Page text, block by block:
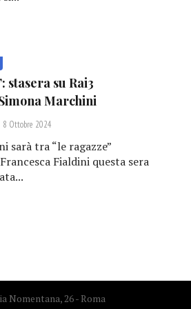
stasera su Rai3
Marchini
8 Ottobre 2024
sarà tra “le ragazze”
Fialdini questa sera
Nomentana, 26 - Roma